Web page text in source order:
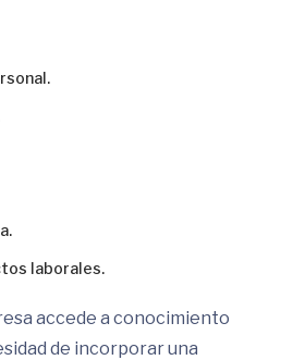
laborales.
accede a conocimiento
de incorporar una